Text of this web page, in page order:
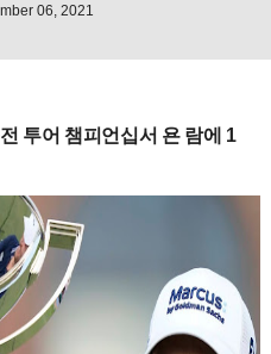
06, 2021
투어 챔피언십서 욘 람에 1